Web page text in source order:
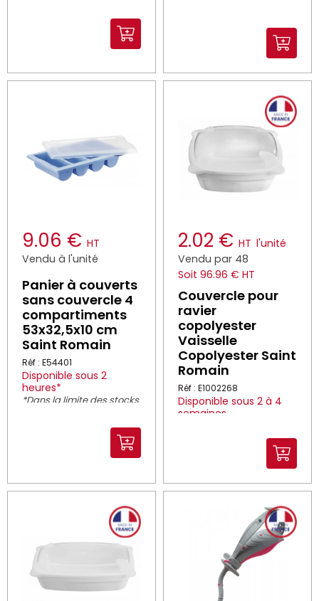
9.06 € HT
Vendu à l'unité
Panier à couverts
sans couvercle 4
compartiments
53x32,5x10 cm
Saint Romain
Réf : E54401
Disponible sous 2
heures*
*Dans la limite des stocks
2.02 € HT l'unité
Vendu par 48
Soit 96.96 € HT
Couvercle pour
ravier
copolyester
Vaisselle
Copolyester Saint
Romain
Réf : E1002268
Disponible sous 2 à 4
semaines